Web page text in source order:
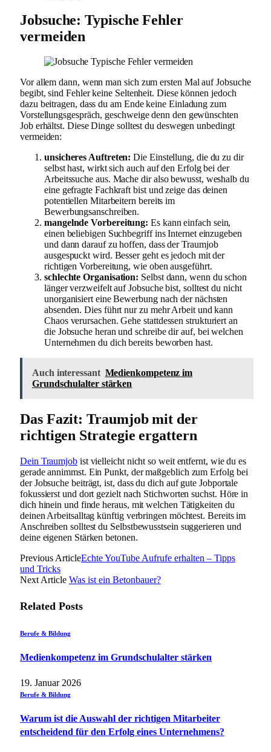
Jobsuche: Typische Fehler
vermeiden
Vor allem dann, wenn man sich zum ersten Mal auf Jobsuche
begibt, sind Fehler keine Seltenheit. Diese können jedoch
dazu beitragen, dass du am Ende keine Einladung zum
Vorstellungsgespräch, geschweige denn den gewünschten
Job erhältst. Diese Dinge solltest du deswegen unbedingt
vermeiden:
unsicheres Auftreten: Die Einstellung, die du zu dir
selbst hast, wirkt sich auch auf den Erfolg bei der
Arbeitssuche aus. Mache dir also bewusst, weshalb du
eine gefragte Fachkraft bist und zeige das deinen
potentiellen Mitarbeitern bereits im
Bewerbungsanschreiben.
mangelnde Vorbereitung: Es kann einfach sein,
einen beliebigen Suchbegriff ins Internet einzugeben
und dann darauf zu hoffen, dass der Traumjob
ausgespuckt wird. Besser geht es jedoch mit der
richtigen Vorbereitung, wie oben ausgeführt.
schlechte Organisation: Selbst dann, wenn du schon
länger verzweifelt auf Jobsuche bist, solltest du nicht
unorganisiert eine Bewerbung nach der nächsten
absenden. Dies führt nur zu mehr Arbeit und kann
Chaos verursachen. Gehe stattdessen strukturiert an
die Jobsuche heran und schreibe dir auf, bei welchen
Unternehmen du dich bereits beworben hast.
Auch interessant Medienkompetenz im
Grundschulalter stärken
Das Fazit: Traumjob mit der
richtigen Strategie ergattern
Dein Traumjobist vielleicht nicht so weit entfernt, wie du es
gerade annimmst. Ein Punkt, der maßgeblich zum Erfolg bei
der Jobsuche beiträgt, ist, dass du dich auf gute Jobportale
fokussierst und dort gezielt nach Stichworten suchst. Höre in
dich hinein und finde heraus, mit welchen Tätigkeiten du
deinen Arbeitsalltag künftig verbringen möchtest. Bereits im
Anschreiben solltest du Selbstbewusstsein suggerieren und
deine eigenen Stärken betonen.
Previous ArticleEchte YouTube Aufrufe erhalten – Tipps
und Tricks
Next Article Was ist ein Betonbauer?
Related Posts
Berufe & Bildung
Medienkompetenz im Grundschulalter stärken
19. Januar 2026
Berufe & Bildung
Warum ist die Auswahl der richtigen Mitarbeiter
entscheidend für den Erfolg eines Unternehmens?